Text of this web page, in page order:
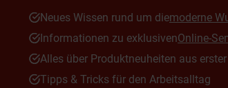
Neues Wissen rund um diemoderne
Informationen zu exklusivenOnline-
Alles über Produktneuheiten aus
Tipps & Tricks für den Arbeitsalltag